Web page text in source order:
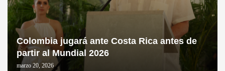
Colombia jugará ante Costa Rica antes de
partir al Mundial 2026
marzo 20, 2026